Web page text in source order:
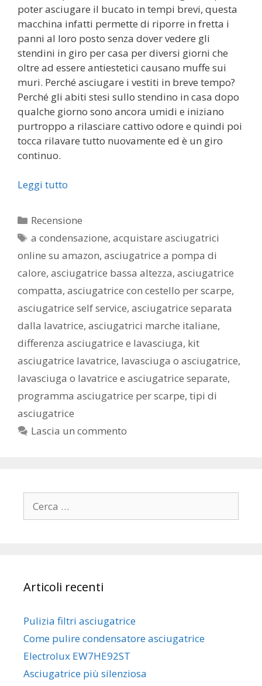
poter asciugare il bucato in tempi brevi, questa
macchina infatti permette di riporre in fretta i
panni al loro posto senza dover vedere gli
stendini in giro per casa per diversi giorni che
oltre ad essere antiestetici causano muffe sui
muri. Perché asciugare i vestiti in breve tempo?
Perché gli abiti stesi sullo stendino in casa dopo
qualche giorno sono ancora umidi e iniziano
purtroppo a rilasciare cattivo odore e quindi poi
tocca rilavare tutto nuovamente ed è un giro
continuo.
Leggi tutto
Categorie
Recensione
Tag
a condensazione,acquistare asciugatrici
online su amazon, asciugatrice a pompa di
calore, asciugatrice bassa altezza, asciugatrice
compatta, asciugatrice con cestello per scarpe,
asciugatrice self service, asciugatrice separata
dalla lavatrice, asciugatrici marche italiane,
differenza asciugatrice e lavasciuga, kit
asciugatrice lavatrice, lavasciuga o asciugatrice,
lavasciuga o lavatrice e asciugatrice separate,
programma asciugatrice per scarpe, tipi di
asciugatrice
Lascia un commento
per:
Articoli recenti
Pulizia filtri asciugatrice
Come pulire condensatore asciugatrice
Electrolux EW7HE92ST
Asciugatrice più silenziosa